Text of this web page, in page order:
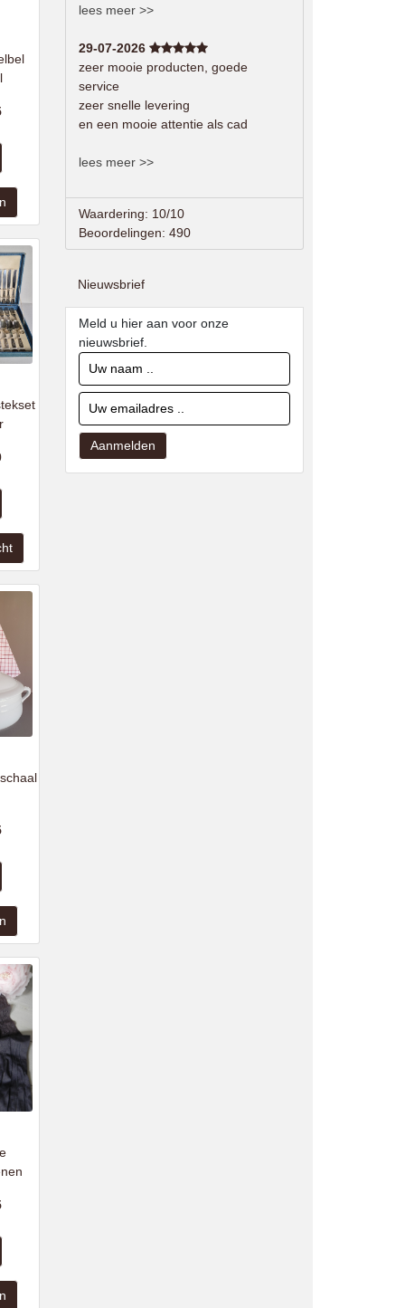
lees meer >>
29-07-2026
zeer mooie producten, goede
service
zeer snelle levering
en een mooie attentie als cad
lees meer >>
Waardering: 10/10
Beoordelingen: 490
Nieuwsbrief
Meld u hier aan voor onze
nieuwsbrief.